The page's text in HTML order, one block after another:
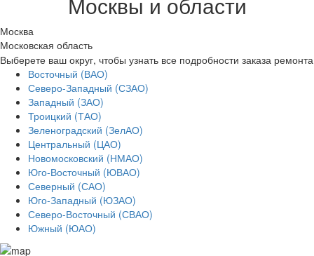
Москва
Московская область
Выберете ваш округ, чтобы узнать все подробности заказа ремонта
Восточный (ВАО)
Северо-Западный (СЗАО)
Западный (ЗАО)
Троицкий (ТАО)
Зеленоградский (ЗелАО)
Центральный (ЦАО)
Новомосковский (НМАО)
Юго-Восточный (ЮВАО)
Северный (САО)
Юго-Западный (ЮЗАО)
Северо-Восточный (СВАО)
Южный (ЮАО)